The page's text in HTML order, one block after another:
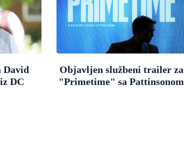
David
DC
Objavljen službeni trailer za
"Primetime" sa Pattinsonom